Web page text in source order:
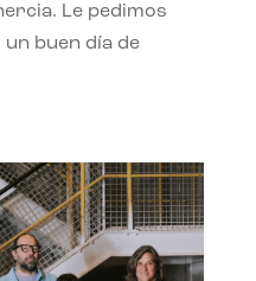
Le pedimos
buen día de